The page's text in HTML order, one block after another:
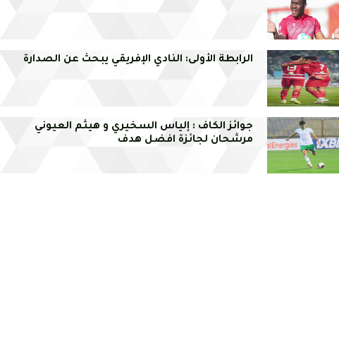
الرابطة الأولى: النادي الإفريقي يبحث عن الصدارة
جوائز الكاف : إلياس السخيري و هيثم العيوني
مرشحان لجائزة افضل هدف